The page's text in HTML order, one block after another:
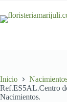
contenido
Inicio
Ref.ES5AL.Centro
Nacimientos.